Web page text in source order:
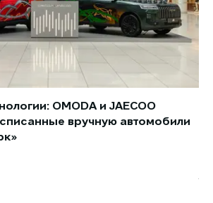
OMODA и JAECOO
вручную автомобили